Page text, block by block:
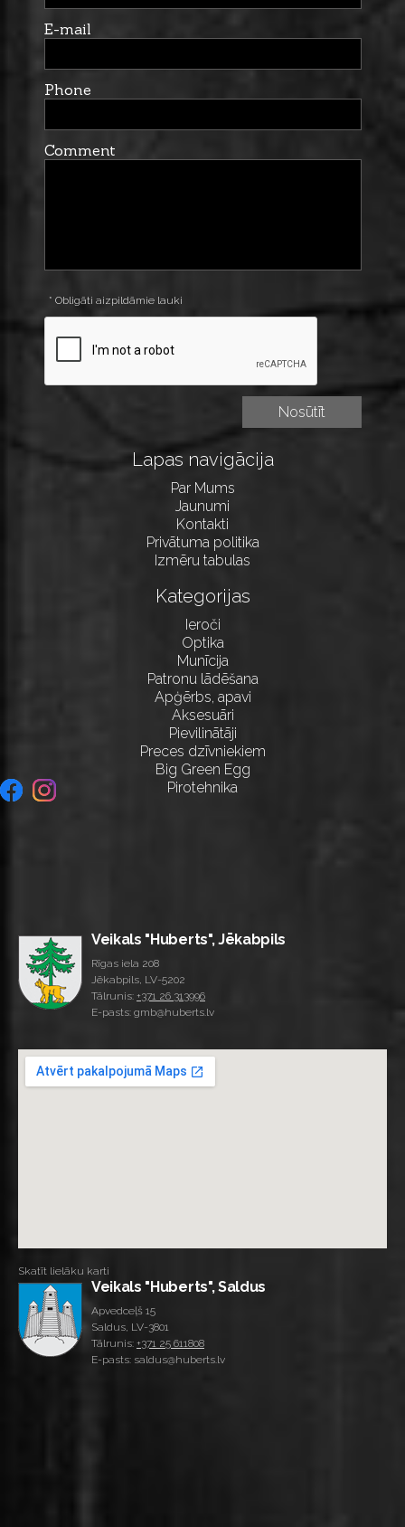
E-mail
Phone
Comment
* Obligāti aizpildāmie lauki
Lapas navigācija
Par Mums
Jaunumi
Kontakti
Privātuma politika
Izmēru tabulas
Kategorijas
Ieroči
Optika
Munīcija
Patronu lādēšana
Apģērbs, apavi
Aksesuāri
Pievilinātāji
Preces dzīvniekiem
Big Green Egg
Pirotehnika
Veikals "Huberts", Jēkabpils
Rīgas iela 208
Jēkabpils, LV-5202
Tālrunis: +371 26 313996
E-pasts: gmb@huberts.lv
Skatīt lielāku karti
Veikals "Huberts", Saldus
Apvedceļš 15
Saldus, LV-3801
Tālrunis: +371 25 611808
E-pasts: saldus@huberts.lv